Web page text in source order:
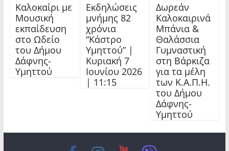
Καλοκαίρι με
Μουσική
εκπαίδευση
στο Ωδείο
του Δήμου
Δάφνης-
Υμηττού
Εκδηλώσεις
μνήμης 82
χρόνια
“Κάστρο
Υμηττού” |
Κυριακή 7
Ιουνίου 2026
| 11:15
Δωρεάν
Καλοκαιρινά
Μπάνια &
Θαλάσσια
Γυμναστική
στη Βάρκιζα
για τα μέλη
των Κ.Α.Π.Η.
του Δήμου
Δάφνης-
Υμηττού